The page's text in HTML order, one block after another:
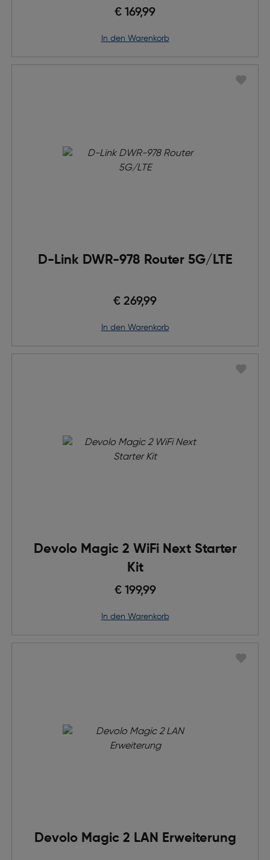
€ 169,99
in den Warenkorb
D-Link DWR-978 Router 5G/LTE
€ 269,99
in den Warenkorb
Devolo Magic 2 WiFi Next Starter
Kit
€ 199,99
in den Warenkorb
Devolo Magic 2 LAN Erweiterung